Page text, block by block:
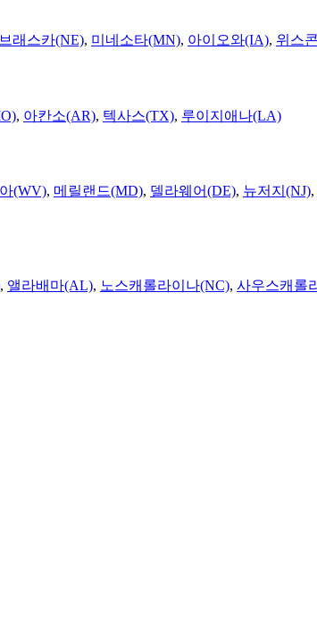
래스카(NE), 미네소타(MN), 아이오와(IA), 위스
, 아칸소(AR), 텍사스(TX), 루이지애나(LA)
(WV), 메릴랜드(MD), 델라웨어(DE), 뉴저지(NJ),
, 앨라배마(AL), 노스캐롤라이나(NC), 사우스캐롤